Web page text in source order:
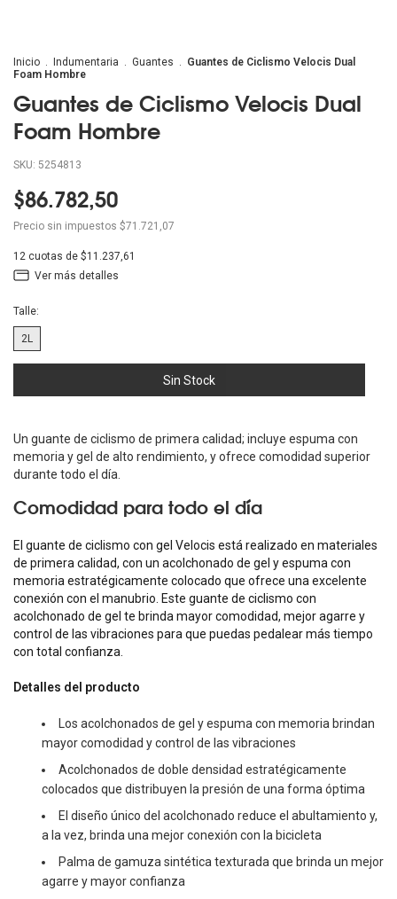
Inicio . Indumentaria . Guantes . Guantes de Ciclismo Velocis Dual
Foam Hombre
Guantes de Ciclismo Velocis Dual
Foam Hombre
SKU: 5254813
$86.782,50
Precio sin impuestos $71.721,07
12 cuotas de $11.237,61
Ver más detalles
Talle:
2L
Un guante de ciclismo de primera calidad; incluye espuma con
memoria y gel de alto rendimiento, y ofrece comodidad superior
durante todo el día.
Comodidad para todo el día
El guante de ciclismo con gel Velocis está realizado en materiales
de primera calidad, con un acolchonado de gel y espuma con
memoria estratégicamente colocado que ofrece una excelente
conexión con el manubrio. Este guante de ciclismo con
acolchonado de gel te brinda mayor comodidad, mejor agarre y
control de las vibraciones para que puedas pedalear más tiempo
con total confianza.
Detalles del producto
Los acolchonados de gel y espuma con memoria brindan
mayor comodidad y control de las vibraciones
Acolchonados de doble densidad estratégicamente
colocados que distribuyen la presión de una forma óptima
El diseño único del acolchonado reduce el abultamiento y,
a la vez, brinda una mejor conexión con la bicicleta
Palma de gamuza sintética texturada que brinda un mejor
agarre y mayor confianza